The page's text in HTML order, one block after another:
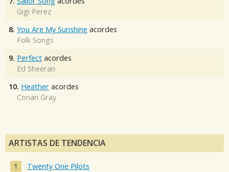
Gigi Perez
8. You Are My Sunshine acordes
Folk Songs
9. Perfect acordes
Ed Sheeran
10. Heather acordes
Conan Gray
ARTISTAS DE TENDENCIA
Twenty One Pilots